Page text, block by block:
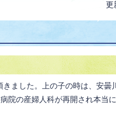
更
ました。上の子の時は、安曇
院の産婦人科が再開され本当